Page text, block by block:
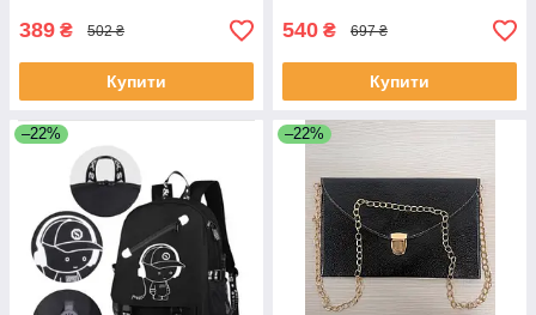
389 ₴ 502 ₴
Купити
540 ₴ 697 ₴
Купити
–22% –22%